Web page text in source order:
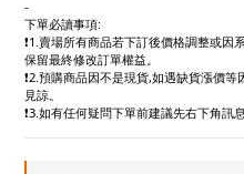
-
下單必讀事項:
❗️1.賣場所有商品若下訂後價格調整或
保留最終修改訂單權益。
❗️2.預購商品因不是現貨,如遇缺貨漲價
見諒。
❗️3.如有任何疑問下單前建議先右下角訊